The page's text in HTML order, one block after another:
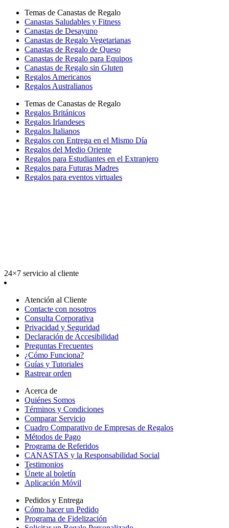
Temas de Canastas de Regalo
Canastas Saludables y Fitness
Canastas de Desayuno
Canastas de Regalo Vegetarianas
Canastas de Regalo de Queso
Canastas de Regalo para Equipos
Canastas de Regalo sin Gluten
Regalos Americanos
Regalos Australianos
Temas de Canastas de Regalo
Regalos Británicos
Regalos Irlandeses
Regalos Italianos
Regalos con Entrega en el Mismo Día
Regalos del Medio Oriente
Regalos para Estudiantes en el Extranjero
Regalos para Futuras Madres
Regalos para eventos virtuales
24×7 servicio al cliente
Atención al Cliente
Contacte con nosotros
Consulta Corporativa
Privacidad y Seguridad
Declaración de Accesibilidad
Preguntas Frecuentes
¿Cómo Funciona?
Guías y Tutoriales
Rastrear orden
Acerca de
Quiénes Somos
Términos y Condiciones
Comparar Servicio
Cuadro Comparativo de Empresas de Regalos
Métodos de Pago
Programa de Referidos
CANASTAS y la Responsabilidad Social
Testimonios
Únete al boletín
Aplicación Móvil
Pedidos y Entrega
Cómo hacer un Pedido
Programa de Fidelización